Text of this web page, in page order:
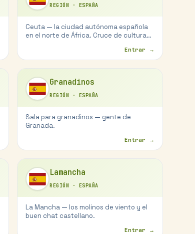
REGIÓN · ESPAÑA
Ceuta — la ciudad autónoma española
en el norte de África. Cruce de culturas
Entrar →
Granadinos
REGIÓN · ESPAÑA
Sala para granadinos — gente de
Granada.
Entrar →
Lamancha
REGIÓN · ESPAÑA
La Mancha — los molinos de viento y el
buen chat castellano.
Entrar →